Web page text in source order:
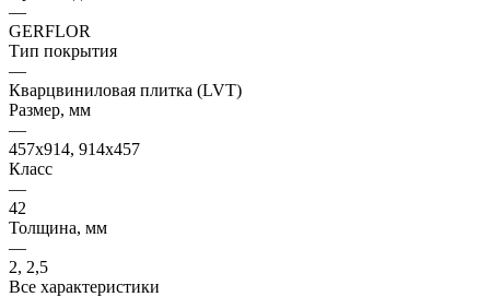
—
GERFLOR
Тип покрытия
—
Кварцвиниловая плитка (LVT)
Размер, мм
—
457x914, 914x457
Класс
—
42
Толщина, мм
—
2, 2,5
Все характеристики